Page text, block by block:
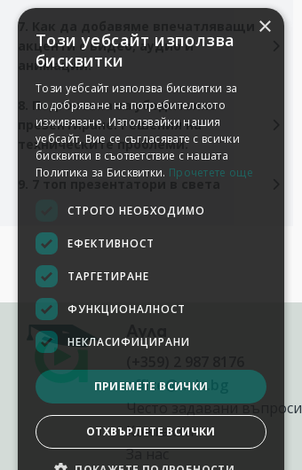
7. Как да добавяме впечатляващи
акценти с видео, аудио и
анимации.
8. Подготовка за убедително
презентиране. Решения на
техническите проблеми.
9. 7 топ презентатори в света
office@aula.bg
Често задавани въпроси
Контакти
За нас
×
Този уебсайт използва
бисквитки
Този уебсайт използва бисквитки за
подобряване на потребителското
изживяване. Използвайки нашия
уебсайт, Вие се съгласявате с всички
бисквитки в съответствие с нашата
Политика за Бисквитки. Прочетете още
СТРОГО НЕОБХОДИМО
ЕФЕКТИВНОСТ
ТАРГЕТИРАНЕ
ФУНКЦИОНАЛНОСТ
НЕКЛАСИФИЦИРАНИ
ПРИЕМЕТЕ ВСИЧКИ
ОТХВЪРЛЕТЕ ВСИЧКИ